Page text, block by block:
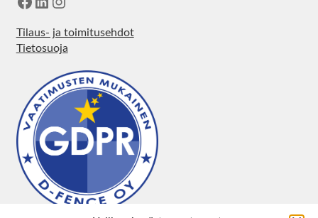
Tilaus- ja toimitusehdot
Tietosuoja